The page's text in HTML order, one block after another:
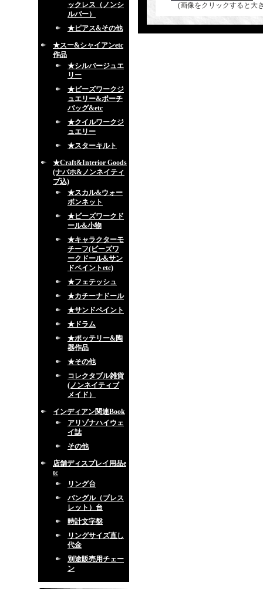
ックレス（ノンシ
ルバー）
★ピアス&その他
★スー&シャイアンetc
作品
★シルバージュエ
リー
★ビーズワークジ
ュエリー&ポーチ
バッグ&etc
★クイルワークジ
ュエリー
★スターキルト
★Craft&Interior Goods
(ナバホ&ノンネイティ
ブ込)
★スカル&ウォー
ボンネット
★ビーズワークド
ール&小物
★キャラクターモ
チーフ(ビーズワ
ークドール&サン
ドペイントetc)
★フェテッシュ
★カチーナドール
★サンドペイント
★ドラム
★ポッテリー&陶
器作品
★その他
コレクタブル雑貨
(ノンネイティブ
メイド）
インディアン関連Book
アリゾナハイウェ
イ誌
その他
店舗ディスプレイ用品e
tc
リング台
バングル（ブレス
レット）台
時計文字盤
リングサイズ直し
代金
別途販売用チェー
ン
(画像をクリックすると大